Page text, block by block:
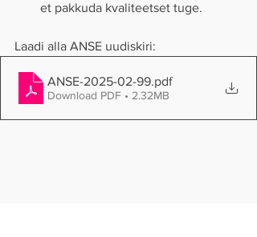
et pakkuda kvaliteetset tuge.
Laadi alla ANSE uudiskiri:
ANSE-2025-02-99.pdf
Download PDF • 2.32MB